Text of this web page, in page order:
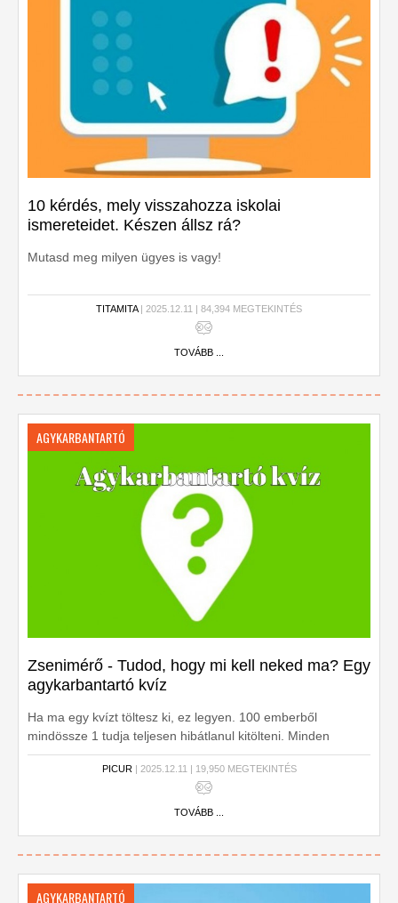
10 kérdés, mely visszahozza iskolai
ismereteidet. Készen állsz rá?
Mutasd meg milyen ügyes is vagy!
TITAMITA| 2025.12.11 | 84,394 MEGTEKINTÉS
TOVÁBB ...
AGYKARBANTARTÓ
Zsenimérő - Tudod, hogy mi kell neked ma? Egy
agykarbantartó kvíz
Ha ma egy kvízt töltesz ki, ez legyen. 100 emberből
mindössze 1 tudja teljesen hibátlanul kitölteni. Minden
kérdésre tudod vajon a választ? Ne habozz töltsd ki most!
PICUR| 2025.12.11 | 19,950 MEGTEKINTÉS
TOVÁBB ...
AGYKARBANTARTÓ